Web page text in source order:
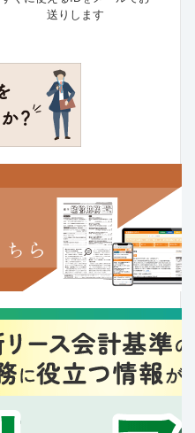
送りします